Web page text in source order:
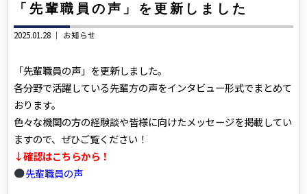
「先輩職員の声」を更新しました
2025.01.28 ｜ お知らせ
「先輩職員の声」を更新しました。
各分野で活躍している先輩方の声をインタビュー形式でまとめて
おります。
色々な機関の方の経験談や皆様に向けたメッセージを掲載してい
ますので、ぜひご覧ください！
↓確認はこちらから！
先輩職員の声